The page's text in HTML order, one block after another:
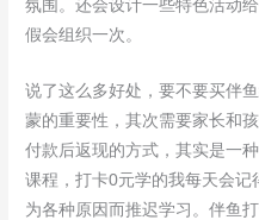
氛围。还会设计一些特色活动
假会组织一次。
说了这么多好处，要不要买伴
蒙的重要性，其次需要家长和
付款后返现的方式，其实是一
课程，打卡0元学的我每天会记
为各种原因而推迟学习。伴鱼